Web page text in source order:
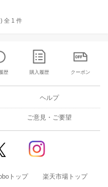
全 1 件
歴 購入履歴 クーポン
ヘルプ
ご意見・ご要望
トップ 楽天市場トップ